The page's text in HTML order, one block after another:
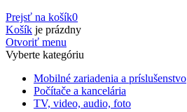
Prejsť na košík0
Košík je prázdny
Otvoriť menu
Vyberte kategóriu
Mobilné zariadenia a príslušenstvo
Počítače a kancelária
TV, video, audio, foto